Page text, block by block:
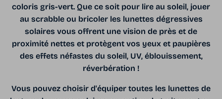
coloris gris-vert. Que ce soit pour lire au soleil, jouer
au scrabble ou bricoler les lunettes dégressives
solaires vous offrent une vision de près et de
proximité nettes et protègent vos yeux et paupières
des effets néfastes du soleil, UV, éblouissement,
réverbération !
Vous pouvez choisir d'équiper toutes les lunettes de